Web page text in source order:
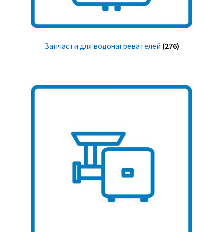
Запчасти для водонагревателей (276)